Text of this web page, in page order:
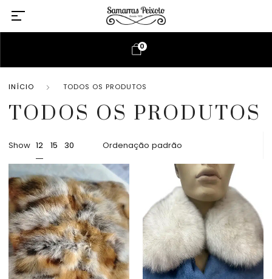
0
INÍCIO TODOS OS PRODUTOS
TODOS OS PRODUTOS
Show 12 15 30